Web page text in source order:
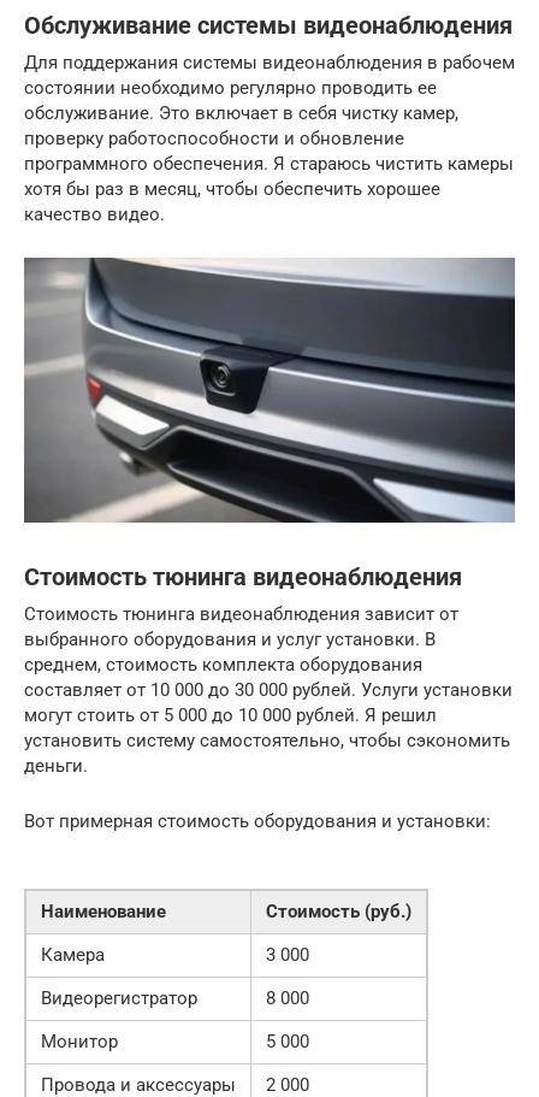
Обслуживание системы видеонаблюдения
Для поддержания системы видеонаблюдения в рабочем
состоянии необходимо регулярно проводить ее
обслуживание. Это включает в себя чистку камер,
проверку работоспособности и обновление
программного обеспечения. Я стараюсь чистить камеры
хотя бы раз в месяц, чтобы обеспечить хорошее
качество видео.
Стоимость тюнинга видеонаблюдения
Стоимость тюнинга видеонаблюдения зависит от
выбранного оборудования и услуг установки. В
среднем, стоимость комплекта оборудования
составляет от 10 000 до 30 000 рублей. Услуги установки
могут стоить от 5 000 до 10 000 рублей. Я решил
установить систему самостоятельно, чтобы сэкономить
деньги.
Вот примерная стоимость оборудования и установки:
Наименование
Стоимость (руб.)
Камера
3 000
Видеорегистратор
8 000
Монитор
5 000
Провода и аксессуары
2 000